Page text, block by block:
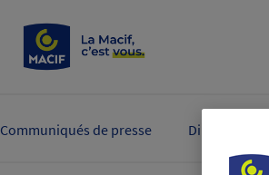
Communiqués de presse Dirigeants et